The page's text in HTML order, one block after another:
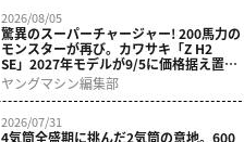
2026/08/05
驚異のスーパーチャージャー! 200馬力の
モンスターが再び。カワサキ「Z H2
SE」2027年モデルが9/5に価格据え置き
で発売（3ページ目）
ヤングマシン編集部
2026/07/31
4気筒全盛期に挑んだ2気筒の意地。600